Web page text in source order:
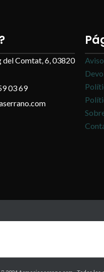
del Comtat, 6, 03820
03 69